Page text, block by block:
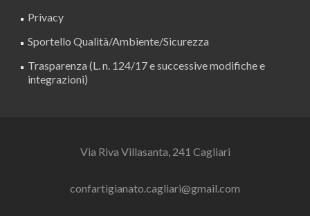
Privacy
Sportello Qualità/Ambiente/Sicurezza
Trasparenza (L. n. 124/17 e successive modifiche e
integrazioni)
Via Riva Villasanta, 241 Cagliari
confartigianato.cagliari@gmail.com